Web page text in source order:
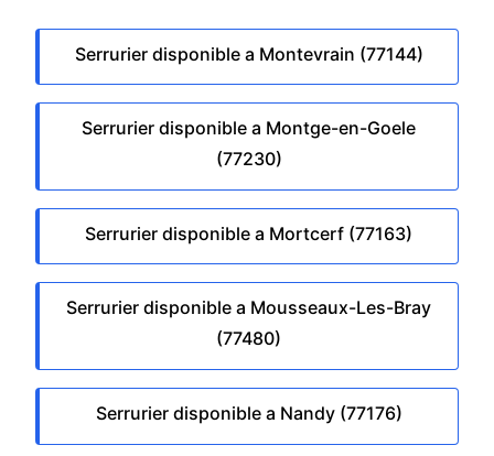
Serrurier disponible a Montevrain (77144)
Serrurier disponible a Montge-en-Goele
(77230)
Serrurier disponible a Mortcerf (77163)
Serrurier disponible a Mousseaux-Les-Bray
(77480)
Serrurier disponible a Nandy (77176)